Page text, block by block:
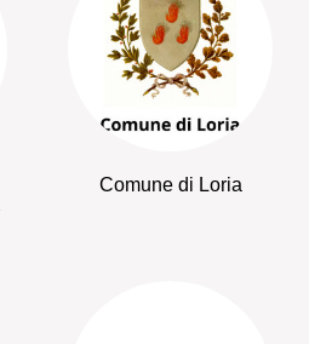
Comune di Loria